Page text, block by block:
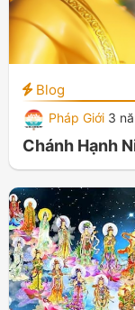
Blog
Pháp Giới 3
Chánh Hạnh